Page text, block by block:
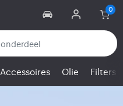
Accessoires Olie Filters